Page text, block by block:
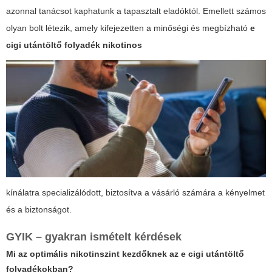
azonnal tanácsot kaphatunk a tapasztalt eladóktól. Emellett számos
olyan bolt létezik, amely kifejezetten a minőségi és megbízható e
cigi utántöltő folyadék nikotinos
kínálatra specializálódott, biztosítva a vásárló számára a kényelmet
és a biztonságot.
GYIK – gyakran ismételt kérdések
Mi az optimális nikotinszint kezdőknek az e cigi utántöltő
folyadékokban?